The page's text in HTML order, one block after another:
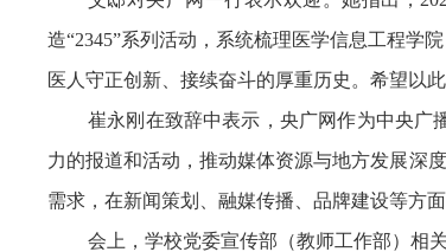
造“2345”系列活动，系统梳理医学信息工程学
医人守正创新、接续奋斗的厚重历史。希望以
崔永刚在致辞中表示，央广网作为中央广
力的报道和活动，推动媒体资源与地方发展深
需求，在新闻策划、融媒传播、品牌建设等方
会上，学校党委宣传部（教师工作部）相